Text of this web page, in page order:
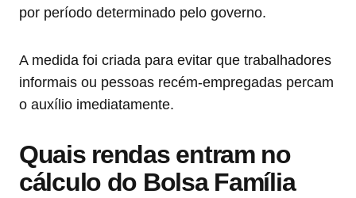
por período determinado pelo governo.
A medida foi criada para evitar que trabalhadores
informais ou pessoas recém-empregadas percam
o auxílio imediatamente.
Quais rendas entram no
cálculo do Bolsa Família